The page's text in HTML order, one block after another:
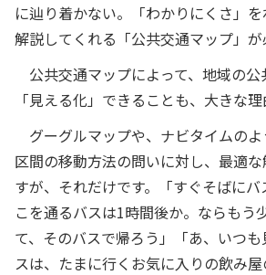
に辿り着かない。「わかりにくさ」
解説してくれる「公共交通マップ」が
公共交通マップによって、地域の公
「見える化」できることも、大きな理
グーグルマップや、ナビタイムの
区間の移動方法の問いに対し、最適
すが、それだけです。「すぐそばに
こを通るバスは1時間後か。ならもう
て、そのバスで帰ろう」「あ、いつ
スは、たまに行くお気に入りの飲み